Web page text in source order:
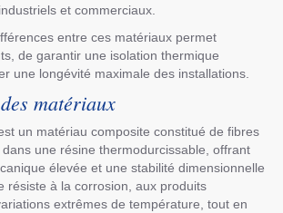
et commerciaux.
entre ces matériaux permet
de garantir une isolation thermique
une longévité maximale des installations.
matériaux
un matériau composite constitué de fibres
une résine thermodurcissable, offrant
élevée et une stabilité dimensionnelle
résiste à la corrosion, aux produits
extrêmes de température, tout en